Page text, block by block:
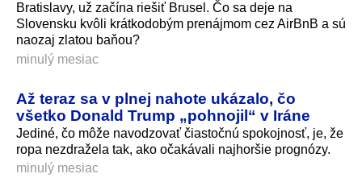
Bratislavy, už začína riešiť Brusel. Čo sa deje na
Slovensku kvôli krátkodobým prenájmom cez AirBnB a sú
naozaj zlatou baňou?
minulý mesiac
Až teraz sa v plnej nahote ukázalo, čo
všetko Donald Trump „pohnojil“ v Iráne
Jediné, čo môže navodzovať čiastočnú spokojnosť, je, že
ropa nezdražela tak, ako očakávali najhoršie prognózy.
minulý mesiac